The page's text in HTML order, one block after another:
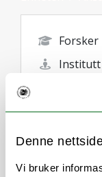
Denne
Vi bruker
Forsker
Institutt
Tromsø